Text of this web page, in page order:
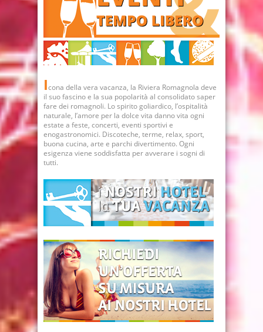
Icona della vera vacanza, la Riviera Romagnola deve
il suo fascino e la sua popolarità al consolidato saper
fare dei romagnoli. Lo spirito goliardico, l’ospitalità
naturale, l’amore per la dolce vita danno vita ogni
estate a feste, concerti, eventi sportivi e
enogastronomici. Discoteche, terme, relax, sport,
buona cucina, arte e parchi divertimento. Ogni
esigenza viene soddisfatta per avverare i sogni di
tutti.